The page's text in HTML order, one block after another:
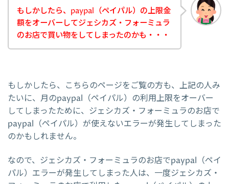
もしかしたら、paypal（ペイパル）の上限金
額をオーバーしてジェシカズ・フォーミュラ
のお店で買い物をしてしまったのかも・・・
もしかしたら、こちらのページをご覧の方も、上記の人み
たいに、月のpaypal（ペイパル）の利用上限をオーバー
してしまったために、ジェシカズ・フォーミュラのお店で
paypal（ペイパル）が使えないエラーが発生してしまった
のかもしれません。
なので、ジェシカズ・フォーミュラのお店でpaypal（ペイ
パル）エラーが発生してしまった人は、一度ジェシカズ・